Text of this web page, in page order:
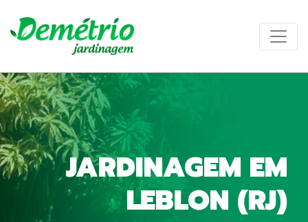
JARDINAGEM EM
LEBLON (RJ)